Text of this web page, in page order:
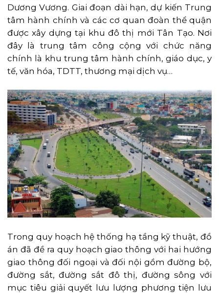
Dương Vương. Giai đoạn dài hạn, dự kiến Trung
tâm hành chính và các cơ quan đoàn thể quận
được xây dựng tại khu đô thị mới Tân Tạo. Nơi
đây là trung tâm công cộng với chức năng
chính là khu trung tâm hành chính, giáo dục, y
tế, văn hóa, TDTT, thương mại dịch vụ…
Trong quy hoạch hệ thống hạ tầng kỹ thuật, đồ
án đã đề ra quy hoạch giao thông với hai hướng
giao thông đối ngoại và đối nội gồm đường bộ,
đường sắt, đường sắt đô thị, đường sông với
mục tiêu giải quyết lưu lượng phương tiện lưu